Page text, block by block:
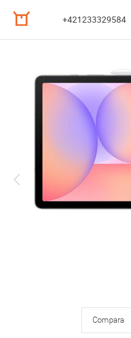
+421233329584
Compara